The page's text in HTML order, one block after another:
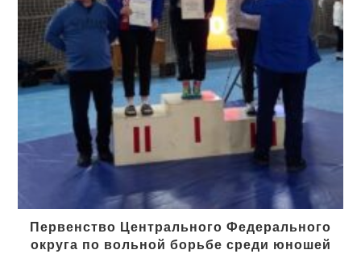
Первенство Центрального Федерального
округа по вольной борьбе среди юношей